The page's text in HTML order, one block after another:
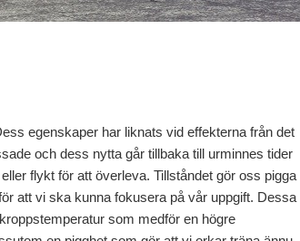
egenskaper har liknats vid effekterna från det
och dess nytta går tillbaka till urminnes tider
flykt för att överleva. Tillståndet gör oss pigga
att vi ska kunna fokusera på vår uppgift. Dessa
som medför en högre